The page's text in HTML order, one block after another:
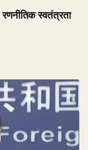
रणनीतिक स्वतंत्रता